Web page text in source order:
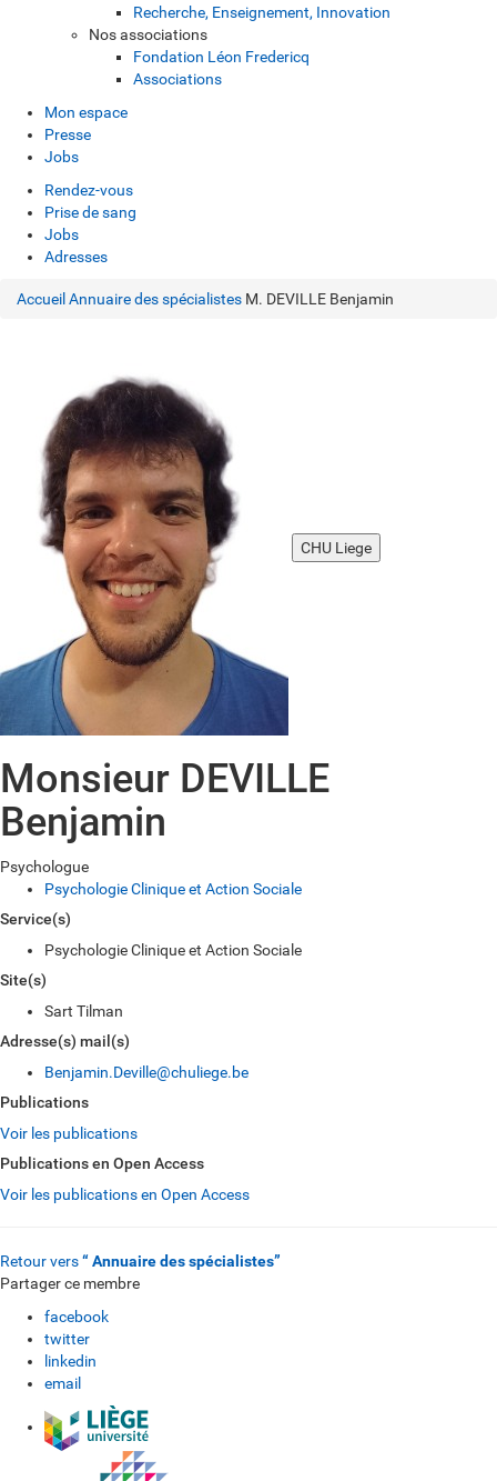
Recherche, Enseignement, Innovation
Nos associations
Fondation Léon Fredericq
Associations
Mon espace
Presse
Jobs
Rendez-vous
Prise de sang
Jobs
Adresses
Accueil Annuaire des spécialistes M. DEVILLE Benjamin
CHU Liege
Monsieur DEVILLE
Benjamin
Psychologue
Psychologie Clinique et Action Sociale
Service(s)
Psychologie Clinique et Action Sociale
Site(s)
Sart Tilman
Adresse(s) mail(s)
Benjamin.Deville@chuliege.be
Publications
Voir les publications
Publications en Open Access
Voir les publications en Open Access
Retour vers“ Annuaire des spécialistes”
Partager ce membre
facebook
twitter
linkedin
email